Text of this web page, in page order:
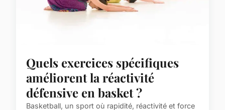
Quels exercices spécifiques
améliorent la réactivité
défensive en basket ?
Basketball, un sport où rapidité, réactivité et force